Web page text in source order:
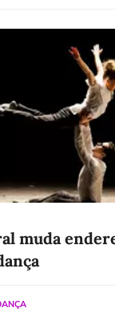
muda